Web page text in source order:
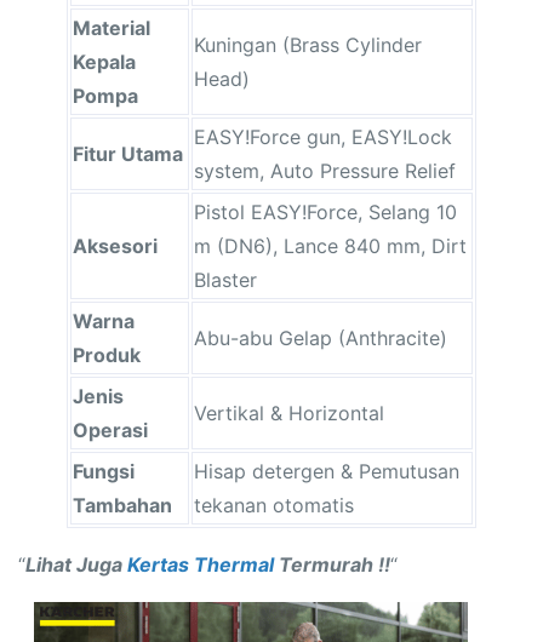
Material
Kepala
Pompa
Kuningan (Brass Cylinder
Head)
Fitur Utama
EASY!Force gun, EASY!Lock
system, Auto Pressure Relief
Aksesori
Pistol EASY!Force, Selang 10
m (DN6), Lance 840 mm, Dirt
Blaster
Warna
Produk
Abu-abu Gelap (Anthracite)
Jenis
Operasi
Vertikal & Horizontal
Fungsi
Tambahan
Hisap detergen & Pemutusan
tekanan otomatis
“Lihat Juga Kertas ThermalTermurah !!“